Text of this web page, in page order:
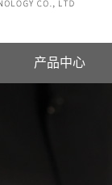
产品中心